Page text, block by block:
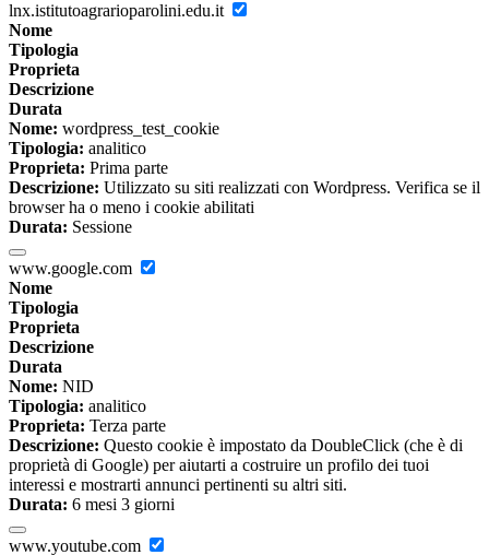
lnx.istitutoagrarioparolini.edu.it
Nome
Tipologia
Proprieta
Descrizione
Durata
Nome: wordpress_test_cookie
Tipologia: analitico
Proprieta: Prima parte
Descrizione: Utilizzato su siti realizzati con Wordpress. Verifica se il
browser ha o meno i cookie abilitati
Durata: Sessione
www.google.com
Nome
Tipologia
Proprieta
Descrizione
Durata
Nome: NID
Tipologia: analitico
Proprieta: Terza parte
Descrizione: Questo cookie è impostato da DoubleClick (che è di
proprietà di Google) per aiutarti a costruire un profilo dei tuoi
interessi e mostrarti annunci pertinenti su altri siti.
Durata: 6 mesi 3 giorni
www.youtube.com